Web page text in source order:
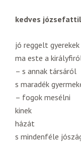
kedves
jó reggelt gyerekek
ma este a
– s annak társáról
s maradék
– fogok mesélni
kinek
házát
s mindenféle